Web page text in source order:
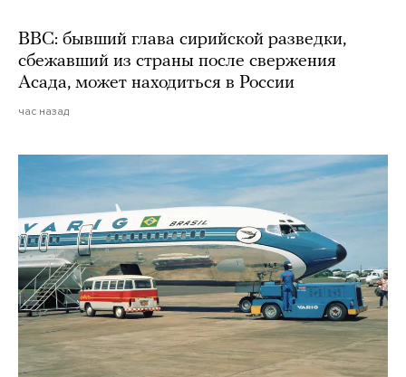
BBC: бывший глава сирийской разведки,
сбежавший из страны после свержения
Асада, может находиться в России
час назад